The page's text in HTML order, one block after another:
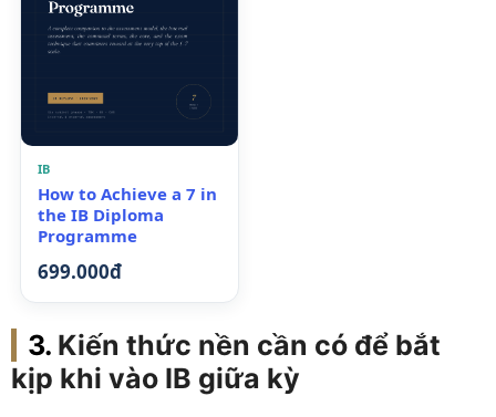
IB
How to Achieve a 7 in
the IB Diploma
Programme
699.000đ
Kiến thức nền cần có để bắt
kịp khi vào IB giữa kỳ